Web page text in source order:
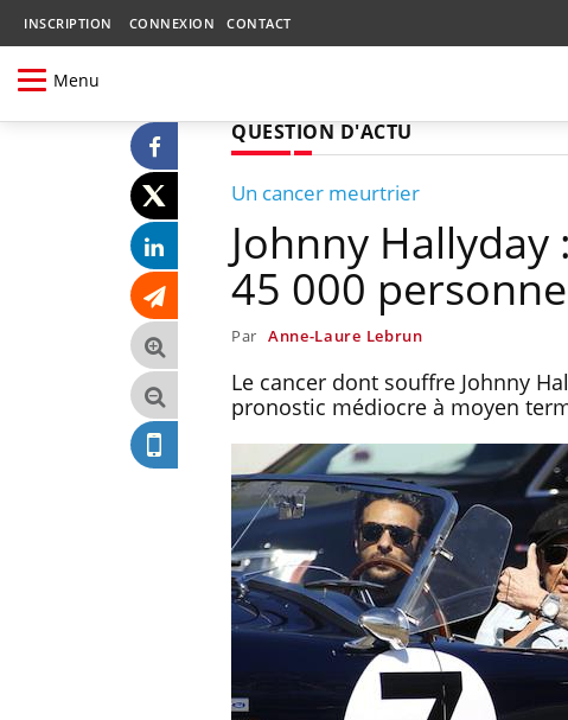
INSCRIPTION CONNEXION CONTACT
Menu
QUESTION D'ACTU
Un cancer meurtrier
Johnny
45 000
Par Anne-Laure Lebrun
Le cancer dont souffre Johnny
pronostic médiocre à moyen